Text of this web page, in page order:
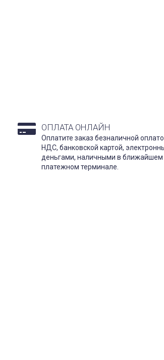
ОПЛАТА ОНЛАЙН
Оплатите заказ безналичной
НДС, банковской картой,
деньгами, наличными в ближайшем
платежном терминале.